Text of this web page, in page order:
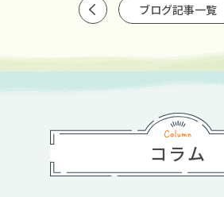
ブログ記事一覧
コラム